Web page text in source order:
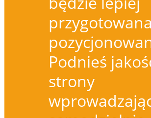
Podnieś
strony